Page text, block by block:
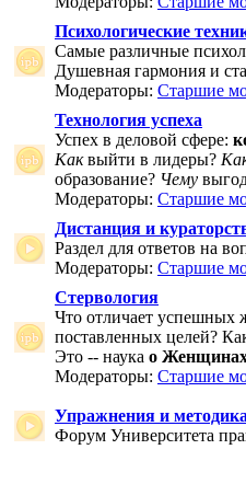
Психологические
Самые различные
Душевная гармония и
Модераторы: Старшие
Технология успеха
Успех в деловой сфере:
Каквыйти в лидеры?
образование? Чему
Модераторы: Старшие
Дистанция и
Раздел для ответов на
Модераторы: Старшие
Стервология
Что отличает успешных
поставленных целей?
Это -- наука о
Модераторы: Старшие
Упражнения и
Форум Университета